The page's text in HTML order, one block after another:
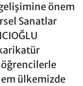
önem
Sanatlar
ülkemizde